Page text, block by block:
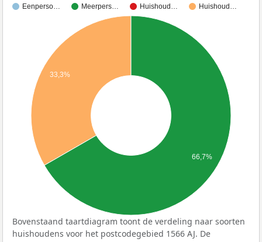
Eenperso… Meerpers… Huishoud… Huishoud…
33,3%
66,7%
Bovenstaand taartdiagram toont de verdeling naar soorten
huishoudens voor het postcodegebied 1566 AJ. De